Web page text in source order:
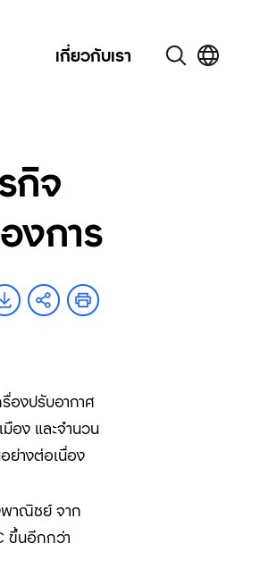
เกี่ยวกับเรา
กิจ
งการ
องปรับอากาศ
อง และจำนวน
ย่างต่อเนื่อง
พาณิชย์ จาก
ขึ้นอีกกว่า